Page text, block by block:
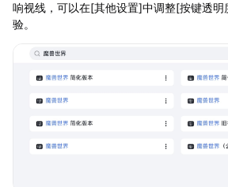
响视线，可以在[其他设置]中调整[按键透
验。